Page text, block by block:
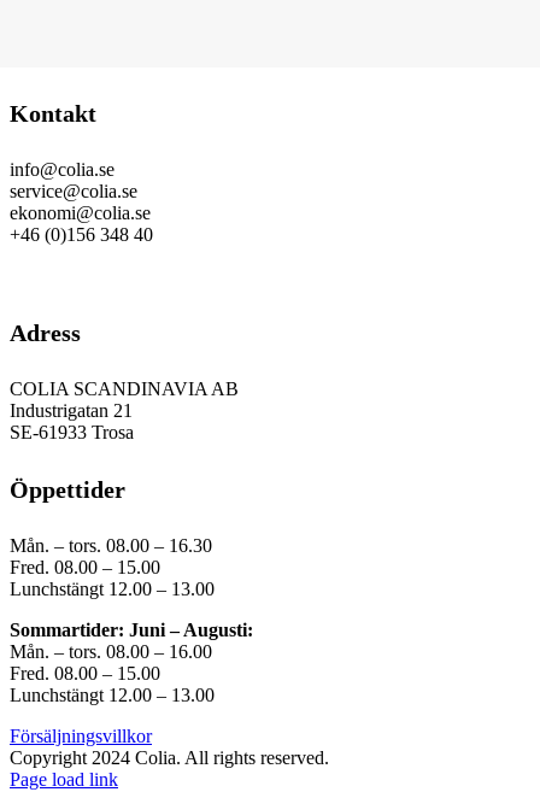
Kontakt
info@colia.se
service@colia.se
ekonomi@colia.se
+46 (0)156 348 40
Adress
COLIA SCANDINAVIA AB
Industrigatan 21
SE-61933 Trosa
Öppettider
Mån. – tors. 08.00 – 16.30
Fred. 08.00 – 15.00
Lunchstängt 12.00 – 13.00
Sommartider: Juni – Augusti:
Mån. – tors. 08.00 – 16.00
Fred. 08.00 – 15.00
Lunchstängt 12.00 – 13.00
Försäljningsvillkor
Copyright 2024 Colia. All rights reserved.
Page load link